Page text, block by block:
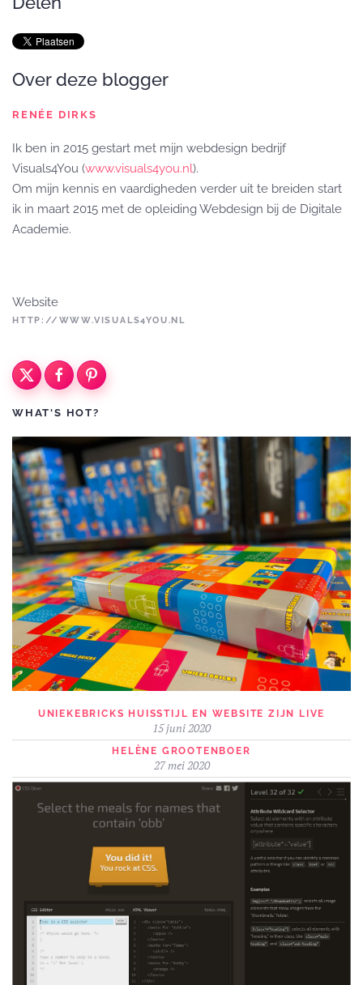
Over deze blogger
RENÉE DIRKS
Ik ben in 2015 gestart met mijn webdesign bedrijf
Visuals4You (www.visuals4you.nl).
Om mijn kennis en vaardigheden verder uit te breiden start
ik in maart 2015 met de opleiding Webdesign bij de Digitale
Academie.
Website
HTTP://WWW.VISUALS4YOU.NL
WHAT'S HOT?
UNIEKEBRICKS HUISSTIJL EN WEBSITE ZIJN LIVE
15 juni 2020
HELÈNE GROOTENBOER
27 mei 2020